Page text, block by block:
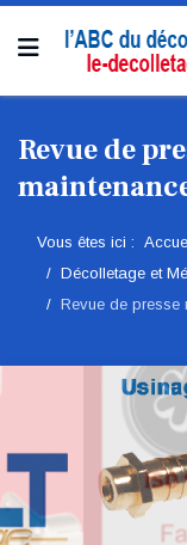
Revue de
Vous êtes ici :
Décolletage et
Revue de presse